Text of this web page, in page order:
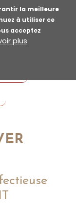
la meilleure
à utiliser ce
acceptez
plus